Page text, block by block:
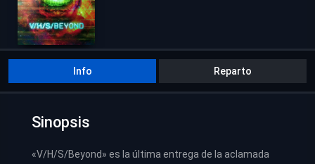
Info Reparto
Sinopsis
«V/H/S/Beyond» es la última entrega de la aclamada